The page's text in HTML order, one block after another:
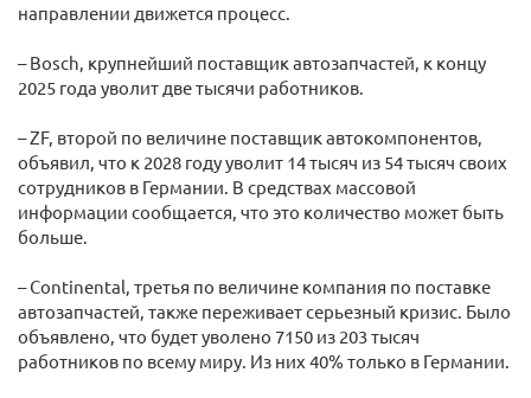
направлении движется процесс.
– Bosch, крупнейший поставщик автозапчастей, к концу
2025 года уволит две тысячи работников.
– ZF, второй по величине поставщик автокомпонентов,
объявил, что к 2028 году уволит 14 тысяч из 54 тысяч своих
сотрудников в Германии. В средствах массовой
информации сообщается, что это количество может быть
больше.
– Continental, третья по величине компания по поставке
автозапчастей, также переживает серьезный кризис. Было
объявлено, что будет уволено 7150 из 203 тысяч
работников по всему миру. Из них 40% только в Германии.